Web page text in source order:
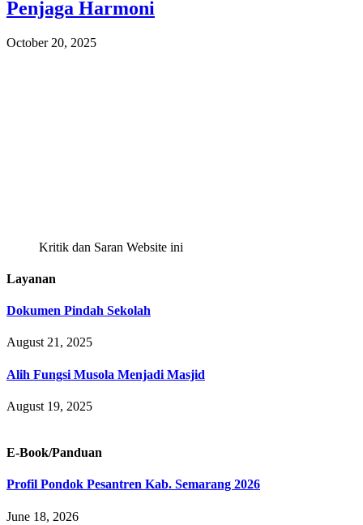
Penjaga Harmoni
October 20, 2025
Kritik dan Saran Website ini
Layanan
Dokumen Pindah Sekolah
August 21, 2025
Alih Fungsi Musola Menjadi Masjid
August 19, 2025
E-Book/Panduan
Profil Pondok Pesantren Kab. Semarang 2026
June 18, 2026